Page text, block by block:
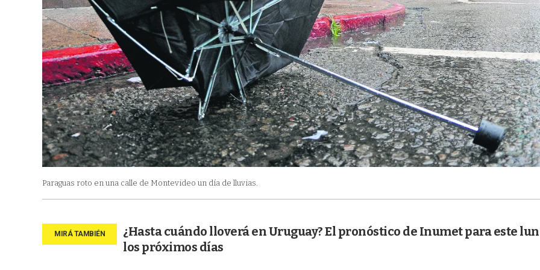
Paraguas roto en una calle de Montevideo un día de lluvias.
¿Hasta cuándo lloverá en Uruguay? El pronóstico de Inumet para este
los próximos días